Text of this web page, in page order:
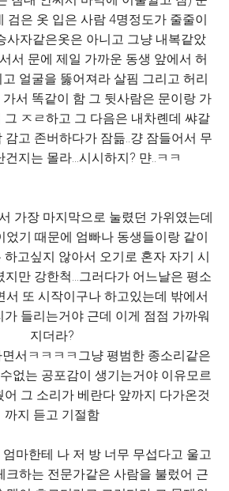
검은 옷 입은 사람 4명정도가 줄줄이
사자같은옷은 아니고 그냥 내복같았
서 문에 제일 가까운 동생 앞에서 허
얼굴을 뚫어져라 살핌 그리고 허리
서 똑같이 함 그 뒷사람은 문이랑 가
그 ㅈㄹ하고 그 다음은 내차롄데 쌰갈
감고 존버하다가 잠듦..걍 잠들어서 무
지는 몰라...시시하지? 먄..ㅋㅋ
가장 마지막으로 눌렸던 가위였는데
었기 때문에 엄빠나 동생들이랑 같이
고싶지 않아서 오기로 혼자 자기 시
지만 강한척...그러다가 어느날은 평소
서 또 시작이구나 하고있는데 밖에서
들리는거야 근데 이게 점점 가까워
지더라?
면서ㅋㅋㅋㅋ그냥 평범한 종소리같은
없는 공포감이 생기는거야 이유모르
그 소리가 베란다 앞까지 다가온것
까지 듣고 기절함
마한테 나 저 방 너무 무섭다고 울고
크하는 전문가같은 사람을 불렀어 근